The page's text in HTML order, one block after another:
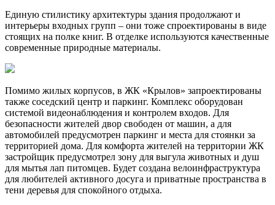
Единую стилистику архитектуры здания продолжают и
интерьеры входных групп – они тоже спроектированы в виде
стоящих на полке книг. В отделке используются качественные
современные природные материалы.
Помимо жилых корпусов, в ЖК «Крылов» запроектированы
также соседский центр и паркинг. Комплекс оборудован
системой видеонаблюдения и контролем входов. Для
безопасности жителей двор свободен от машин, а для
автомобилей предусмотрен паркинг и места для стоянки за
территорией дома. Для комфорта жителей на территории ЖК
застройщик предусмотрел зону для выгула животных и душ
для мытья лап питомцев. Будет создана велоинфраструктура
для любителей активного досуга и приватные пространства в
тени деревья для спокойного отдыха.